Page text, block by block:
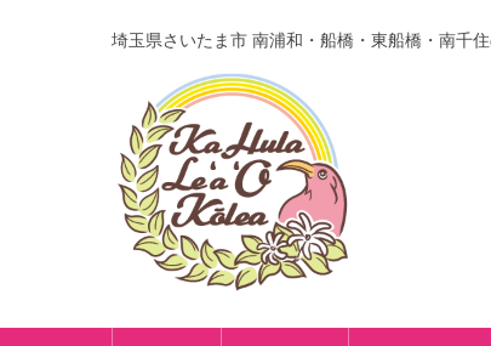
埼玉県さいたま市 南浦和・船橋・東船橋・南千
コンテンツに移動